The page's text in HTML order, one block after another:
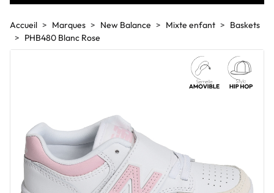
Accueil Marques New Balance Mixte enfant
Baskets
PHB480 Blanc Rose